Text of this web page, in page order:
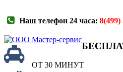
Наш телефон 24 часа: 8(499)
ОТ 30 МИНУТ